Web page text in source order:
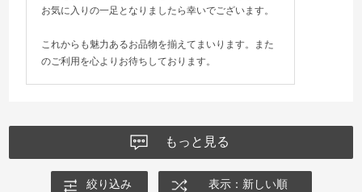
お気に入りの一足となりましたら幸いでございます。
これからも魅力あるお品物を揃えてまいります。また
のご利用を心よりお待ちしております。
もっと見る
絞り込み 表示：新しい順